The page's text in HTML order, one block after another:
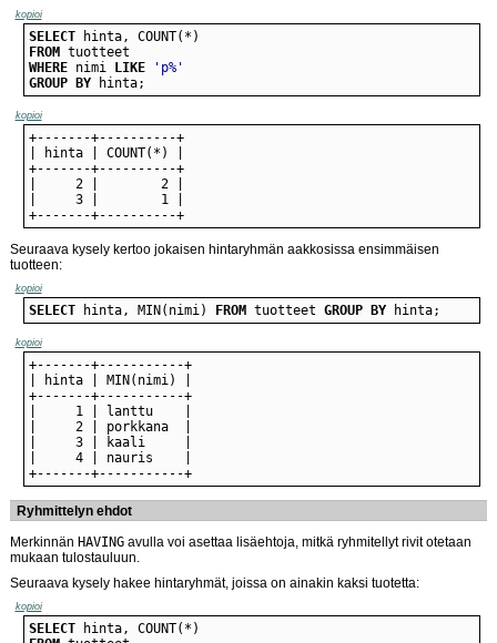
kopioi
SELECT
FROM
WHERE nimi LIKE
'p%'
GROUP
BY hinta;
kopioi
+-------+----------+
Seuraava kysely kertoo jokaisen hintaryhmän aakkosissa ensimmäisen
tuotteen:
kopioi
SELECT hinta, MIN(nimi) FROM tuotteet GROUP BY hinta;
kopioi
+-------+-----------+
Ryhmittelyn ehdot
Merkinnän HAVING avulla voi asettaa lisäehtoja, mitkä ryhmitellyt rivit otetaan
mukaan tulostauluun.
Seuraava kysely hakee hintaryhmät, joissa on ainakin kaksi tuotetta:
kopioi
SELECT